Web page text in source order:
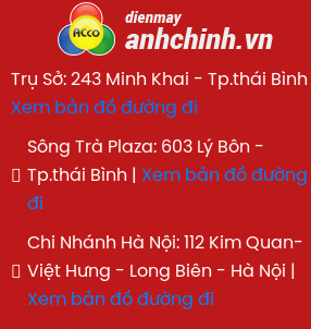
Trụ Sở: 243 Minh Khai - Tp.thái Bình |
Xem bản đồ đường đi
Sông Trà Plaza: 603 Lý Bôn -
Tp.thái Bình | Xem bản đồ đường
đi
Chi Nhánh Hà Nội: 112 Kim Quan-
Việt Hưng - Long Biên - Hà Nội |
Xem bản đồ đường đi